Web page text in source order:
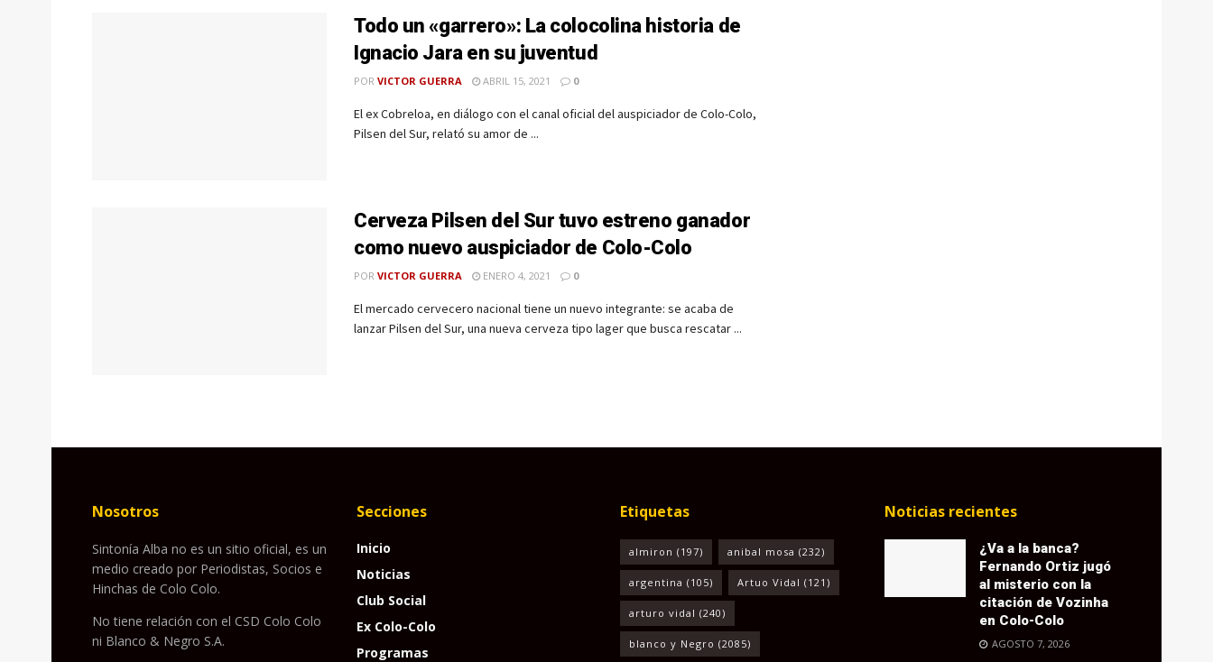
Todo un «garrero»: La colocolina historia de
Ignacio Jara en su juventud
POR VICTOR GUERRA ABRIL 15, 2021 0
El ex Cobreloa, en diálogo con el canal oficial del auspiciador de Colo-Colo,
Pilsen del Sur, relató su amor de ...
Cerveza Pilsen del Sur tuvo estreno ganador
como nuevo auspiciador de Colo-Colo
POR VICTOR GUERRA ENERO 4, 2021 0
El mercado cervecero nacional tiene un nuevo integrante: se acaba de
lanzar Pilsen del Sur, una nueva cerveza tipo lager que busca rescatar ...
Nosotros
Sintonía Alba no es un sitio oficial, es un
medio creado por Periodistas, Socios e
Hinchas de Colo Colo.
No tiene relación con el CSD Colo Colo
ni Blanco & Negro S.A.
Secciones
Inicio
Noticias
Club Social
Ex Colo-Colo
Programas
Etiquetas
almiron (197) anibal mosa (232)
argentina (105) Artuo Vidal (121)
arturo vidal (240)
blanco y Negro (2085)
Noticias recientes
¿Va a la banca?
Fernando Ortiz jugó
al misterio con la
citación de Vozinha
en Colo-Colo
AGOSTO 7, 2026